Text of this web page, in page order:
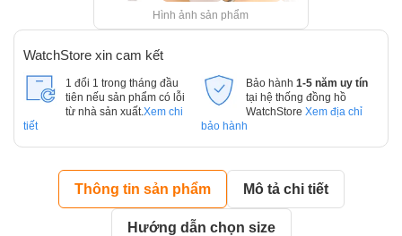
Hình ảnh sản phẩm
WatchStore xin cam kết
1 đổi 1 trong tháng đầu
tiên nếu sản phẩm có lỗi
từ nhà sản xuất. Xem chi
tiết
Bảo hành 1-5 năm uy tín
tại hệ thống đồng hồ
WatchStore Xem địa chỉ
bảo hành
Thông tin sản phẩm Mô tả chi tiết
Hướng dẫn chọn size